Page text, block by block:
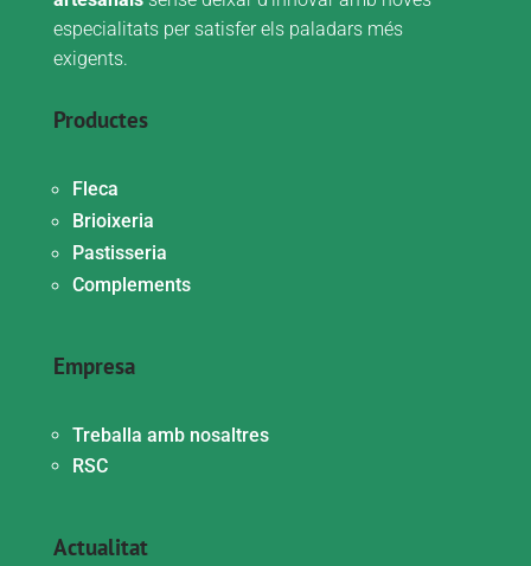
especialitats per satisfer els paladars més
exigents.
Productes
Fleca
Brioixeria
Pastisseria
Complements
Empresa
Treballa amb nosaltres
RSC
Actualitat